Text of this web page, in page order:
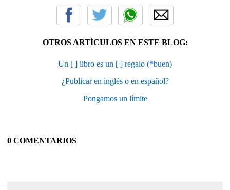
OTROS ARTÍCULOS EN ESTE BLOG:
Un [ ] libro es un [ ] regalo (*buen)
¿Publicar en inglés o en español?
Pongamos un límite
0 COMENTARIOS